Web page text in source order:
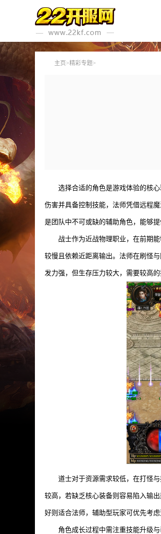
主页 >精彩专题>
选择合适的角色是游戏体验的核
伤害并具备控制技能，法师凭借远程
是团队中不可或缺的辅助角色，能够
战士作为近战物理职业，在前期
较慢且依赖近距离输出。法师在刷怪
发力强，但生存压力较大，需要较高
道士对于资源需求较低，在打怪
较高，若缺乏核心装备则容易陷入输
好则适合法师，辅助型玩家可优先考虑
角色成长过程中需注重技能升级